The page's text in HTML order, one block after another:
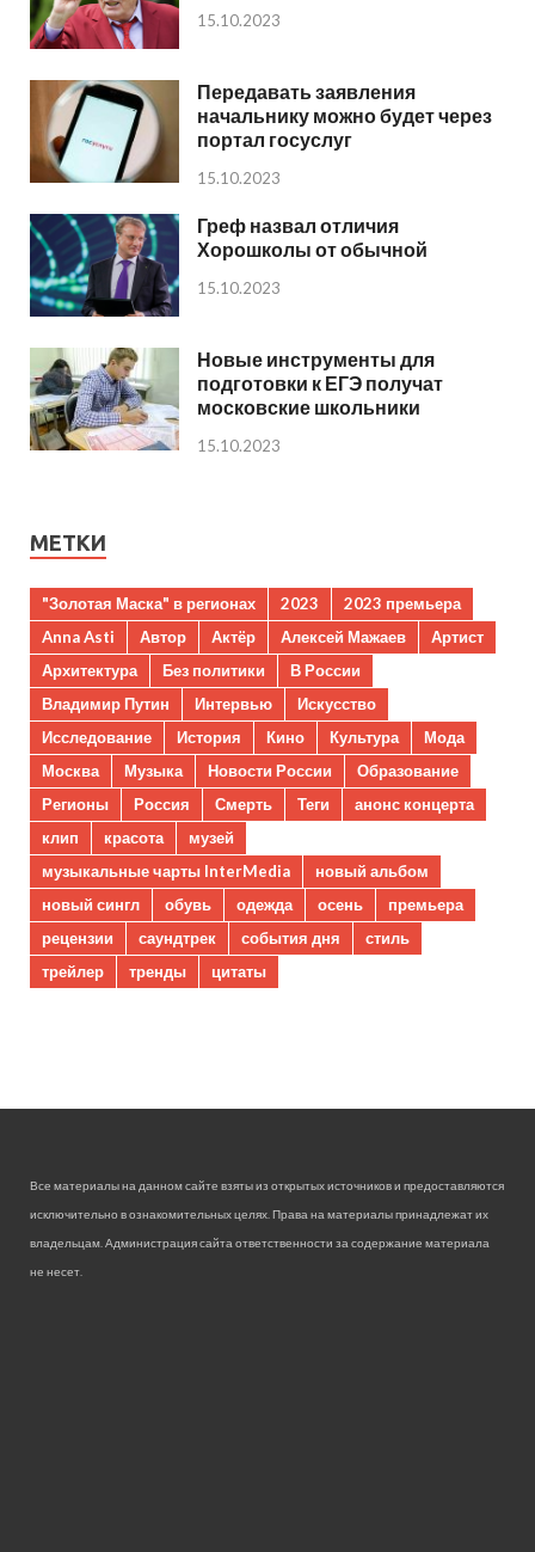
15.10.2023
Передавать заявления
начальнику можно будет через
портал госуслуг
15.10.2023
Греф назвал отличия
Хорошколы от обычной
15.10.2023
Новые инструменты для
подготовки к ЕГЭ получат
московские школьники
15.10.2023
МЕТКИ
"Золотая Маска" в регионах 2023
2023 премьера
Anna Asti
Автор Актёр Алексей Мажаев
Артист
Архитектура
Без политики
В России
Владимир Путин
Интервью
Искусство
Исследование
История Кино Культура
Мода
Москва
Музыка Новости России
Образование
Регионы
Россия Смерть Теги
анонс концерта
клип
красота
музей
музыкальные чарты InterMedia
новый альбом
новый сингл
обувь одежда осень
премьера
рецензии
саундтрек события дня
стиль
трейлер
тренды цитаты
Все материалы на данном сайте взяты из открытых источников и предоставляются
исключительно в ознакомительных целях. Права на материалы принадлежат их
владельцам. Администрация сайта ответственности за содержание материала
не несет.